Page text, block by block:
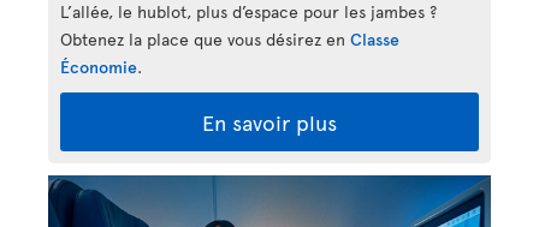
L’allée, le hublot, plus d’espace pour les jambes ?
Obtenez la place que vous désirez en Classe
Économie.
En savoir plus